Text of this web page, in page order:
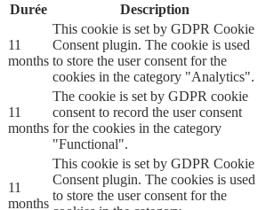
Durée Description
11
months
This cookie is set by GDPR Cookie
Consent plugin. The cookie is used
to store the user consent for the
cookies in the category "Analytics".
11
months
The cookie is set by GDPR cookie
consent to record the user consent
for the cookies in the category
"Functional".
11
months
This cookie is set by GDPR Cookie
Consent plugin. The cookies is used
to store the user consent for the